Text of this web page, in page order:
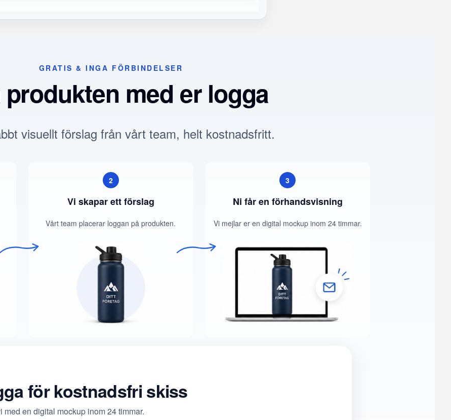
GRATIS & INGA FÖRBINDELSER
produkten med er logga
visuellt förslag från vårt team, helt kostnadsfritt.
2
Vi skapar ett förslag
Vårt team placerar loggan på produkten.
3
Ni får en förhandsvisning
Vi mejlar er en digital mockup inom 24 timmar.
för kostnadsfri skiss
en digital mockup inom 24 timmar.